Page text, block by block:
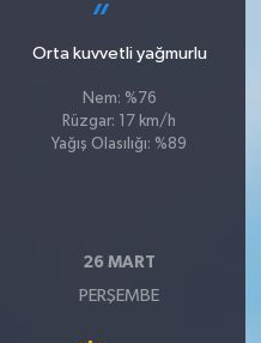
Orta kuvvetli yağmurlu
Nem: %76
Rüzgar: 17 km/h
Yağış Olasılığı: %89
26 MART
PERŞEMBE